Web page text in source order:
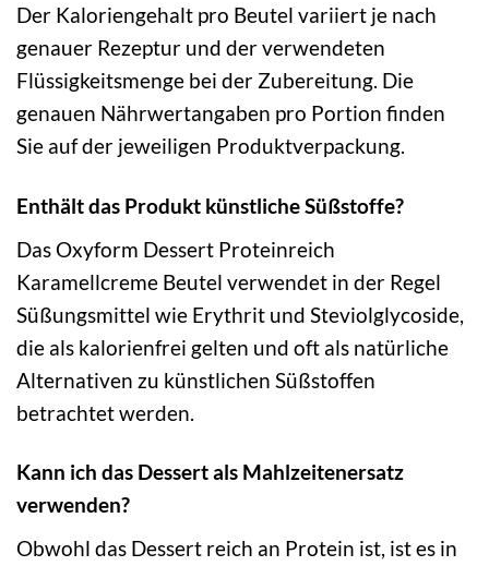
Der Kaloriengehalt pro Beutel variiert je nach
genauer Rezeptur und der verwendeten
Flüssigkeitsmenge bei der Zubereitung. Die
genauen Nährwertangaben pro Portion finden
Sie auf der jeweiligen Produktverpackung.
Enthält das Produkt künstliche Süßstoffe?
Das Oxyform Dessert Proteinreich
Karamellcreme Beutel verwendet in der Regel
Süßungsmittel wie Erythrit und Steviolglycoside,
die als kalorienfrei gelten und oft als natürliche
Alternativen zu künstlichen Süßstoffen
betrachtet werden.
Kann ich das Dessert als Mahlzeitenersatz
verwenden?
Obwohl das Dessert reich an Protein ist, ist es in